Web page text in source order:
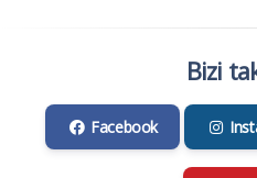
Bizi
Facebook